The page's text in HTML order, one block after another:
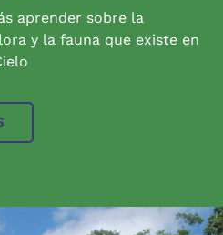
aprender sobre la
y la fauna que existe en